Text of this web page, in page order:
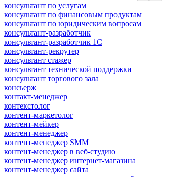
консультант по услугам
консультант по финансовым продуктам
консультант по юридическим вопросам
консультант-разработчик
консультант-разработчик 1С
консультант-рекрутер
консультант стажер
консультант технической поддержки
консультант торгового зала
консьерж
контакт-менеджер
контекстолог
контент-маркетолог
контент-мейкер
контент-менеджер
контент-менеджер SMM
контент-менеджер в веб-студию
контент-менеджер интернет-магазина
контент-менеджер сайта